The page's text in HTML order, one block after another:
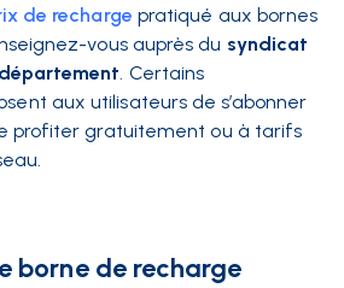
de recharge pratiqué aux bornes
vous auprès du syndicat
. Certains
aux utilisateurs de s’abonner
profiter gratuitement ou à tarifs
borne de recharge